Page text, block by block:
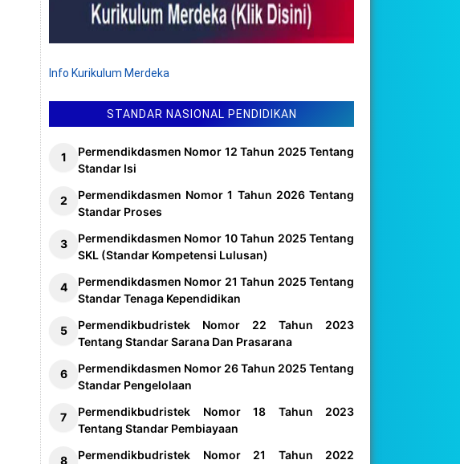
Info Kurikulum Merdeka
STANDAR NASIONAL PENDIDIKAN
Permendikdasmen Nomor 12 Tahun 2025 Tentang
Standar Isi
Permendikdasmen Nomor 1 Tahun 2026 Tentang
Standar Proses
Permendikdasmen Nomor 10 Tahun 2025 Tentang
SKL (Standar Kompetensi Lulusan)
Permendikdasmen Nomor 21 Tahun 2025 Tentang
Standar Tenaga Kependidikan
Permendikbudristek Nomor 22 Tahun 2023
Tentang Standar Sarana Dan Prasarana
Permendikdasmen Nomor 26 Tahun 2025 Tentang
Standar Pengelolaan
Permendikbudristek Nomor 18 Tahun 2023
Tentang Standar Pembiayaan
Permendikbudristek Nomor 21 Tahun 2022